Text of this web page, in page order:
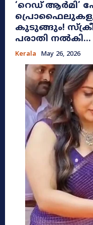
​‘റെഡ് ആർമി’
കുടുങ്ങും!
പരാതി നൽകി...
Kerala May 26, 2026